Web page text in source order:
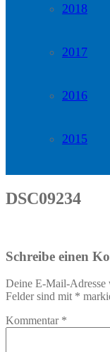
2018
2017
2016
2015
DSC09234
Schreibe einen
Deine E-Mail-
Felder sind mit *
Kommentar *